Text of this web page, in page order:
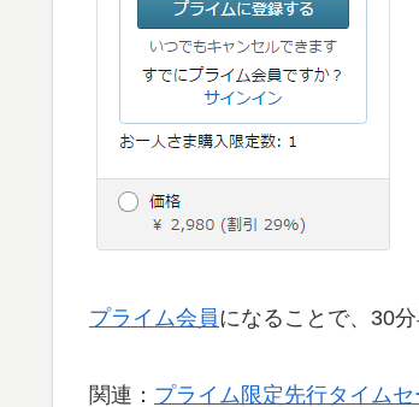
プライム会員になることで、30
関連： プライム限定先行タイム